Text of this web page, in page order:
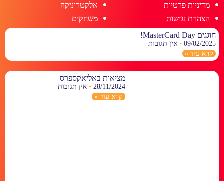
מדיניות פרטיות
הצהרת נגישות
אלקטרוניקה
משחקים
חוגגים MasterCard Day!
09/02/2025
אין תגובות
קרא עוד »
מציאות באליאקספרס
28/11/2024
אין תגובות
קרא עוד »